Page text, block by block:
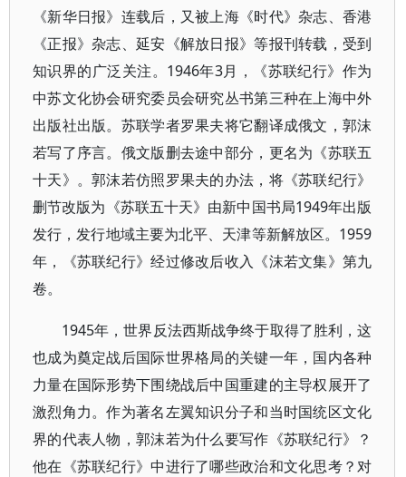
《新华日报》连载后，又被上海《时代》杂志、香港
《正报》杂志、延安《解放日报》等报刊转载，受到
知识界的广泛关注。1946年3月，《苏联纪行》作为
中苏文化协会研究委员会研究丛书第三种在上海中外
出版社出版。苏联学者罗果夫将它翻译成俄文，郭沫
若写了序言。俄文版删去途中部分，更名为《苏联五
十天》。郭沫若仿照罗果夫的办法，将《苏联纪行》
删节改版为《苏联五十天》由新中国书局1949年出版
发行，发行地域主要为北平、天津等新解放区。1959
年，《苏联纪行》经过修改后收入《沫若文集》第九
卷。
1945年，世界反法西斯战争终于取得了胜利，这
也成为奠定战后国际世界格局的关键一年，国内各种
力量在国际形势下围绕战后中国重建的主导权展开了
激烈角力。作为著名左翼知识分子和当时国统区文化
界的代表人物，郭沫若为什么要写作《苏联纪行》？
他在《苏联纪行》中进行了哪些政治和文化思考？对